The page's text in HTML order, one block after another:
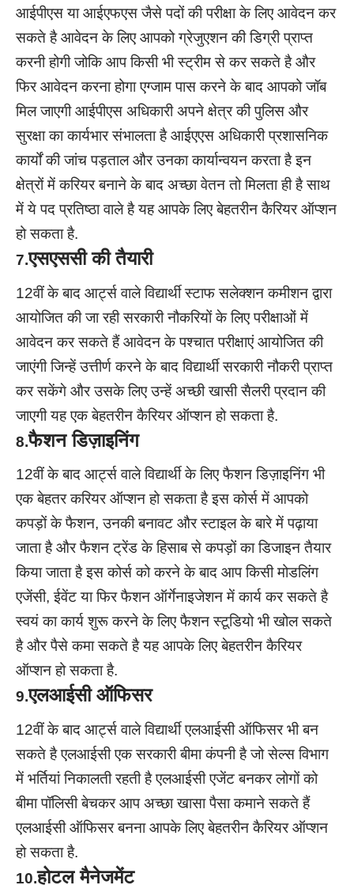
आईपीएस या आईएफएस जैसे पदों की परीक्षा के लिए आवेदन कर
सकते है आवेदन के लिए आपको ग्रेजुएशन की डिग्री प्राप्त
करनी होगी जोकि आप किसी भी स्ट्रीम से कर सकते है और
फिर आवेदन करना होगा एग्जाम पास करने के बाद आपको जॉब
मिल जाएगी आईपीएस अधिकारी अपने क्षेत्र की पुलिस और
सुरक्षा का कार्यभार संभालता है आईएएस अधिकारी प्रशासनिक
कार्यों की जांच पड़ताल और उनका कार्यान्वयन करता है इन
क्षेत्रों में करियर बनाने के बाद अच्छा वेतन तो मिलता ही है साथ
में ये पद प्रतिष्ठा वाले है यह आपके लिए बेहतरीन कैरियर ऑप्शन
हो सकता है.
7.एसएससी की तैयारी
12वीं के बाद आर्ट्स वाले विद्यार्थी स्टाफ सलेक्शन कमीशन द्वारा
आयोजित की जा रही सरकारी नौकरियों के लिए परीक्षाओं में
आवेदन कर सकते हैं आवेदन के पश्चात परीक्षाएं आयोजित की
जाएंगी जिन्हें उत्तीर्ण करने के बाद विद्यार्थी सरकारी नौकरी प्राप्त
कर सकेंगे और उसके लिए उन्हें अच्छी खासी सैलरी प्रदान की
जाएगी यह एक बेहतरीन कैरियर ऑप्शन हो सकता है.
8.फैशन डिज़ाइनिंग
12वीं के बाद आर्ट्स वाले विद्यार्थी के लिए फैशन डिज़ाइनिंग भी
एक बेहतर करियर ऑप्शन हो सकता है इस कोर्स में आपको
कपड़ों के फैशन, उनकी बनावट और स्टाइल के बारे में पढ़ाया
जाता है और फैशन ट्रेंड के हिसाब से कपड़ों का डिजाइन तैयार
किया जाता है इस कोर्स को करने के बाद आप किसी मोडलिंग
एजेंसी, ईवेंट या फिर फैशन ऑर्गेनाइजेशन में कार्य कर सकते है
स्वयं का कार्य शुरू करने के लिए फैशन स्टूडियो भी खोल सकते
है और पैसे कमा सकते है यह आपके लिए बेहतरीन कैरियर
ऑप्शन हो सकता है.
9.एलआईसी ऑफिसर
12वीं के बाद आर्ट्स वाले विद्यार्थी एलआईसी ऑफिसर भी बन
सकते है एलआईसी एक सरकारी बीमा कंपनी है जो सेल्स विभाग
में भर्तियां निकालती रहती है एलआईसी एजेंट बनकर लोगों को
बीमा पॉलिसी बेचकर आप अच्छा खासा पैसा कमाने सकते हैं
एलआईसी ऑफिसर बनना आपके लिए बेहतरीन कैरियर ऑप्शन
हो सकता है.
10.होटल मैनेजमेंट